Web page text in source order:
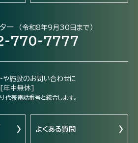
ー （令和8年9月30日まで）
770-7777
や施設のお問い合わせに
年中無休]
表電話番号と統合します。
よくある質問